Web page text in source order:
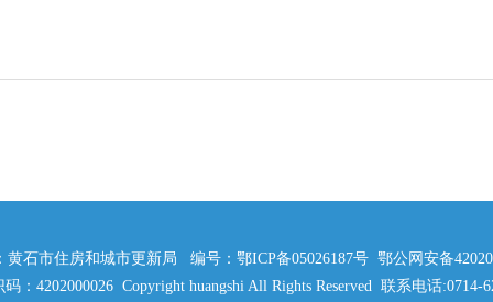
黄石市住房和城市更新局 编号：鄂ICP备05026187号 鄂公网安备
码：4202000026 Copyright huangshi All Rights Reserved 联系电话:0714-